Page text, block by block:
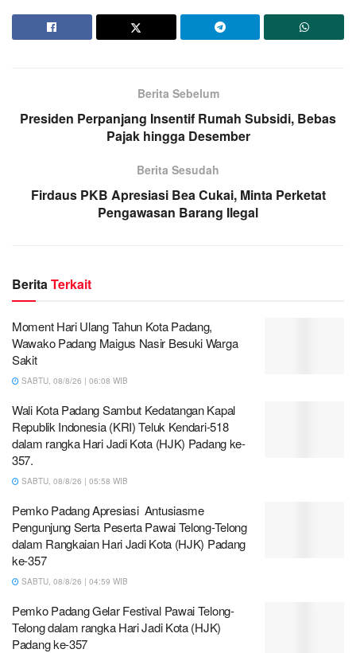
Berita Sebelum
Presiden Perpanjang Insentif Rumah Subsidi, Bebas
Pajak hingga Desember
Berita Sesudah
Firdaus PKB Apresiasi Bea Cukai, Minta Perketat
Pengawasan Barang Ilegal
BeritaTerkait
Moment Hari Ulang Tahun Kota Padang,
Wawako Padang Maigus Nasir Besuki Warga
Sakit
SABTU, 08/8/26 | 06:08 WIB
Wali Kota Padang Sambut Kedatangan Kapal
Republik Indonesia (KRI) Teluk Kendari-518
dalam rangka Hari Jadi Kota (HJK) Padang ke-
357.
SABTU, 08/8/26 | 05:58 WIB
Pemko Padang Apresiasi Antusiasme
Pengunjung Serta Peserta Pawai Telong-Telong
dalam Rangkaian Hari Jadi Kota (HJK) Padang
ke-357
SABTU, 08/8/26 | 04:59 WIB
Pemko Padang Gelar Festival Pawai Telong-
Telong dalam rangka Hari Jadi Kota (HJK)
Padang ke-357